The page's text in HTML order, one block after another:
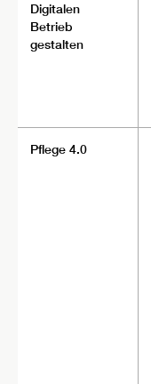
Digitalen
Betrieb
gestalten
Pflege 4.0